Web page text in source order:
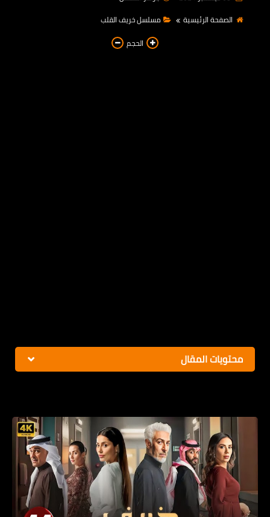
مسلسل انا أم الموسم الثانى
مسلسل بنات ثانوى 2
الصفحة الرئيسية
مسلسل خريف القلب
الحجم
محتويات المقال